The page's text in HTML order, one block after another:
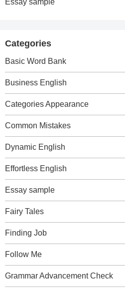
Essay sample
Categories
Basic Word Bank
Business English
Categories Appearance
Common Mistakes
Dynamic English
Effortless English
Essay sample
Fairy Tales
Finding Job
Follow Me
Grammar Advancement Check